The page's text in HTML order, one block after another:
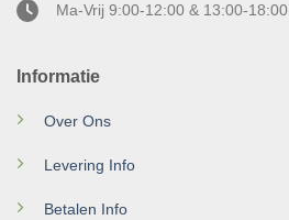
Informatie
Over Ons
Levering Info
Betalen Info
Ma-Vrij 9:00-12:00 & 13:00-18:00